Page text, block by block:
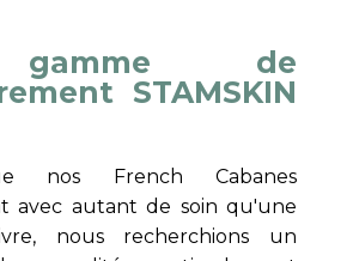
de
STAMSKIN
nos French Cabanes
avec autant de soin qu'une
nous recherchions un